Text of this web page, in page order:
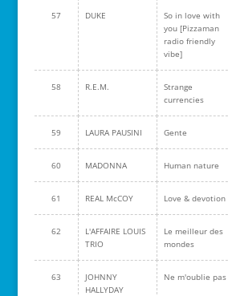
57 DUKE
So in love with
you [Pizzaman
radio friendly
vibe]
58 R.E.M.
Strange
currencies
59 LAURA PAUSINI Gente
60 MADONNA Human nature
61 REAL McCOY Love & devotion
62
L'AFFAIRE LOUIS
TRIO
Le meilleur des
mondes
63
JOHNNY
HALLYDAY
Ne m'oublie pas